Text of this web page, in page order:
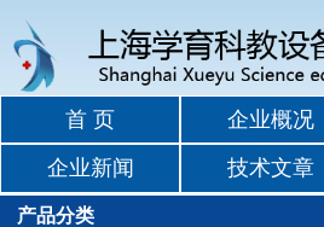
首 页 企业概况
企业新闻 技术文章
产品分类